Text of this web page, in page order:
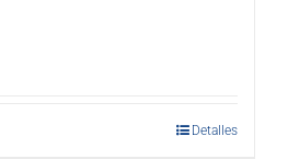
Detalles